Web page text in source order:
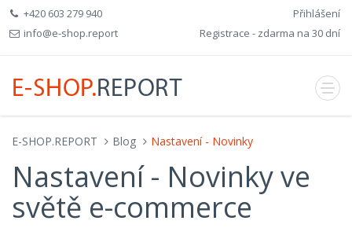
+420 603 279 940
info@e-shop.report
Přihlášení
Registrace - zdarma na 30 dní
E-SHOP.REPORT Blog Nastavení - Novinky
Nastavení - Novinky ve
světě e-commerce